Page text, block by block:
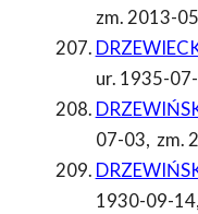
zm. 2013-
ur. 1935-
07-03, zm.
1930-09-14,